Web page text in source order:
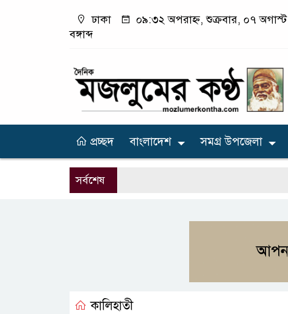
ঢাকা
০৯:৩২ অপরাহ্ন, শুক্রবার, ০৭
বঙ্গাব্দ
প্রচ্ছদ বাংলাদেশ সমগ্র উপজেলা
সর্বশেষ
কালিহাতী